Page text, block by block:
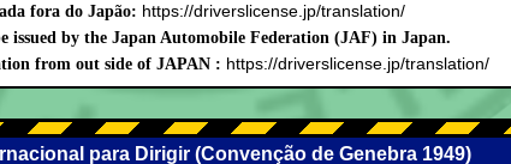
fora do Japão: https://driverslicense.jp/translation/
issued by the Japan Automobile Federation (JAF) in Japan.
from out side of JAPAN : https://driverslicense.jp/translation/
para Dirigir (Convenção de Genebra 1949)